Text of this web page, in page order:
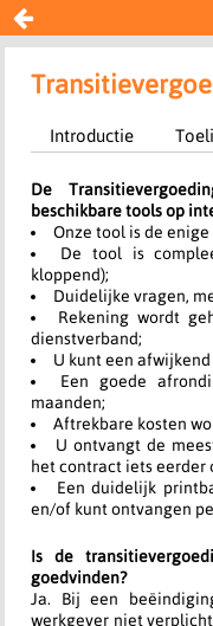

Transitievergoeding Wwz
Resultaat
Begin opnieuw
Introductie
De
beschikbare tools op
Onze tool is de
De tool is
kloppend);
Duidelijke vragen,
Rekening wordt
dienstverband;
U kunt een
Een goede
maanden;
Aftrekbare kosten
U ontvangt de
het contract iets eerder
Een duidelijk
en/of kunt ontvangen
Is de
goedvinden?
Ja. Bij een
werkgever niet